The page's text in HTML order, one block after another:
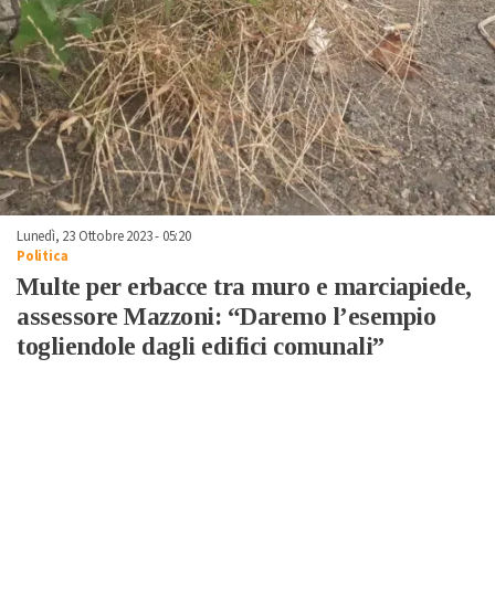
Lunedì, 23 Ottobre 2023 - 05:20
Politica
Multe per erbacce tra muro e marciapiede,
assessore Mazzoni: “Daremo l’esempio
togliendole dagli edifici comunali”